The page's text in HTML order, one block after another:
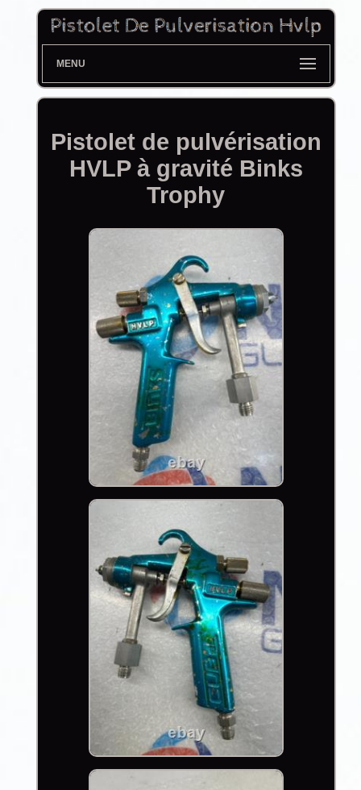
MENU
Pistolet de pulvérisation
HVLP à gravité Binks
Trophy